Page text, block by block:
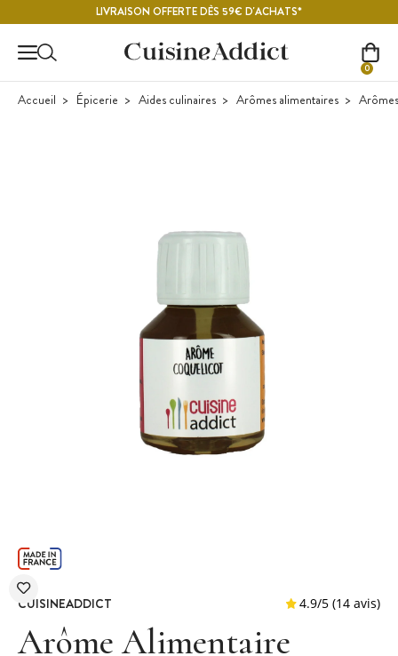
LIVRAISON OFFERTE DÈS 59€ D'ACHATS*
0
Accueil Épicerie Aides culinaires Arômes alimentaires
CUISINEADDICT
Arôme Alimentaire